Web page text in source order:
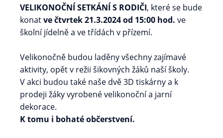
VELIKONOČNÍ SETKÁNÍ S RODIČI, které se bude
konatve čtvrtek 21.3.2024 od 15:00 hod. ve
školní jídelně a ve třídách v přízemí.
Velikonočně budou laděny všechny zajímavé
aktivity, opět v režii šikovných žáků naší školy.
V akci budou také naše dvě 3D tiskárny a k
prodeji žáky vyrobené velikonoční a jarní
dekorace.
K tomu i bohaté občerstvení.